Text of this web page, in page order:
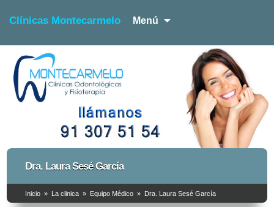
Clínicas Montecarmelo Menú
Clínicas Montecarmelo –
Dentista y Fisioterapia
Dra. Laura Sesé García
Inicio » La clinica » Equipo Médico » Dra. Laura Sesé García